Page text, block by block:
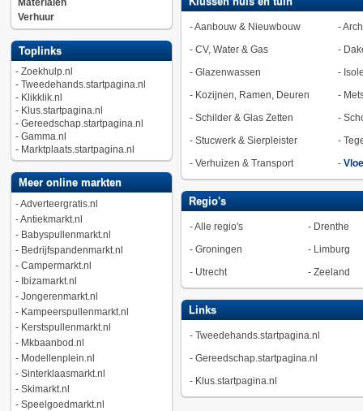
Materialen
Verhuur
Toplinks
- Zoekhulp.nl
- Tweedehands.startpagina.nl
- Klikklik.nl
- Klus.startpagina.nl
- Gereedschap.startpagina.nl
- Gamma.nl
- Marktplaats.startpagina.nl
Meer online markten
-Adverteergratis.nl
-Antiekmarkt.nl
- Babyspullenmarkt.nl
- Bedrijfspandenmarkt.nl
- Campermarkt.nl
- Ibizamarkt.nl
- Jongerenmarkt.nl
- Kampeerspullenmarkt.nl
- Kerstspullenmarkt.nl
- Mkbaanbod.nl
- Modellenplein.nl
- Sinterklaasmarkt.nl
- Skimarkt.nl
- Speelgoedmarkt.nl
-Aanbouw & Nieuwbouw -
- CV, Water & Gas -
- Glazenwassen -
- Kozijnen, Ramen, Deuren -
- Schilder & Glas Zetten -
- Stucwerk & Sierpleister -
- Verhuizen & Transport -
Regio's
-Alle regio's - Drenthe
- Groningen - Limburg
- Utrecht - Zeeland
Links
- Tweedehands.startpagina.nl
- Gereedschap.startpagina.nl
- Klus.startpagina.nl